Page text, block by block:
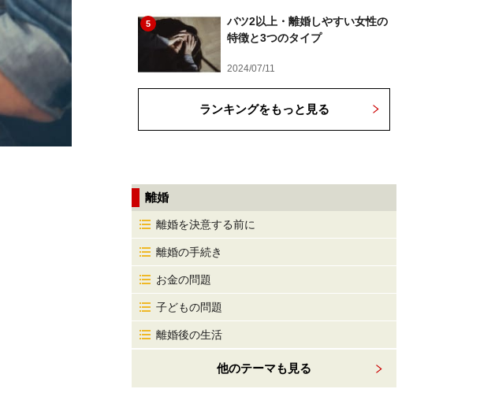
5
バツ2以上・離婚しやすい女性の
特徴と3つのタイプ
2024/07/11
ランキングをもっと見る
離婚
離婚を決意する前に
離婚の手続き
お金の問題
子どもの問題
離婚後の生活
他のテーマも見る